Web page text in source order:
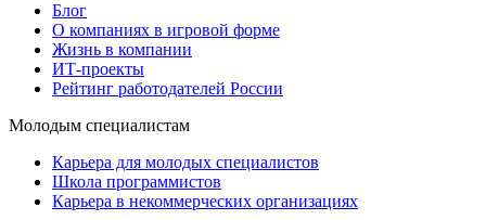
Блог
О компаниях в игровой форме
Жизнь в компании
ИТ-проекты
Рейтинг работодателей России
Молодым специалистам
Карьера для молодых специалистов
Школа программистов
Карьера в некоммерческих организациях